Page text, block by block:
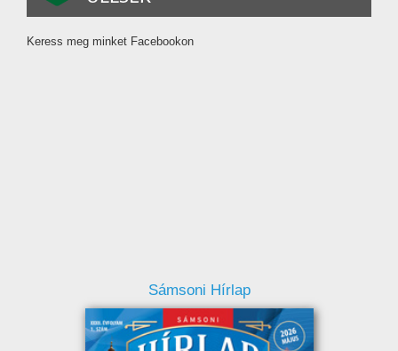
Keress meg minket Facebookon
Sámsoni Hírlap